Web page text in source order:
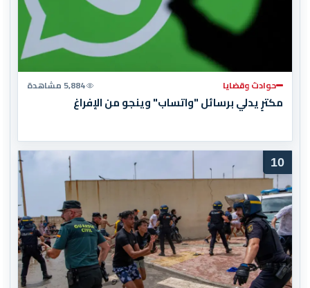
حوادث وقضايا 5,884 مشاهدة
مكترٍ يدلي برسائل "واتساب" وينجو من الإفراغ
10